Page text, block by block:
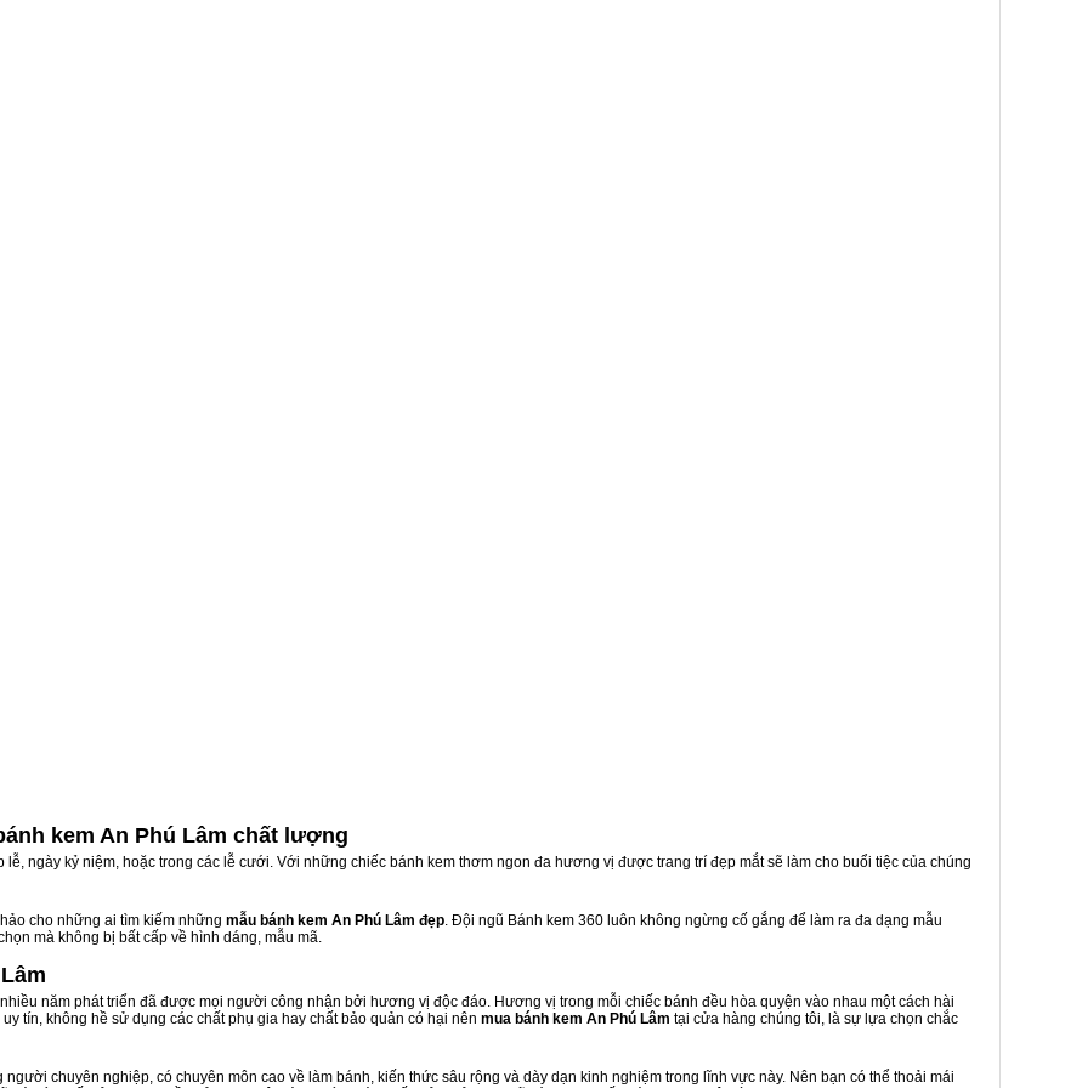
kem An Phú Lâm chất lượng
ngày kỷ niệm, hoặc trong các lễ cưới. Với những chiếc bánh kem thơm ngon đa hương vị được trang trí đẹp mắt sẽ làm cho buổi tiệc của chúng
cho những ai tìm kiếm những mẫu bánh kem An Phú Lâm đẹp. Đội ngũ Bánh kem 360 luôn không ngừng cố gắng để làm ra đa dạng mẫu
mà không bị bất cấp về hình dáng, mẫu mã.
năm phát triển đã được mọi người công nhận bởi hương vị độc đáo. Hương vị trong mỗi chiếc bánh đều hòa quyện vào nhau một cách hài
tín, không hề sử dụng các chất phụ gia hay chất bảo quản có hại nên mua bánh kem An Phú Lâm tại cửa hàng chúng tôi, là sự lựa chọn chắc
chuyên nghiệp, có chuyên môn cao về làm bánh, kiến thức sâu rộng và dày dạn kinh nghiệm trong lĩnh vực này. Nên bạn có thể thoải mái